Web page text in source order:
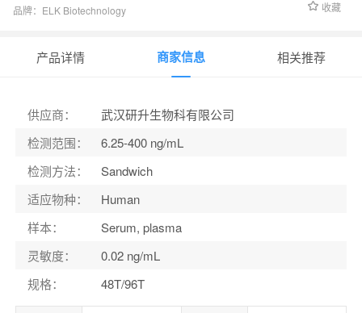
品牌： ELK Biotechnology
灵敏度：0.02 ng/mL
收藏
产品详情 商家信息 相关推荐
供应商：
武汉研升生物科有限公司
检测范围：
6.25-400 ng/mL
检测方法：
Sandwich
适应物种：
Human
样本：
Serum, plasma
灵敏度：
0.02 ng/mL
规格： 48T/96T